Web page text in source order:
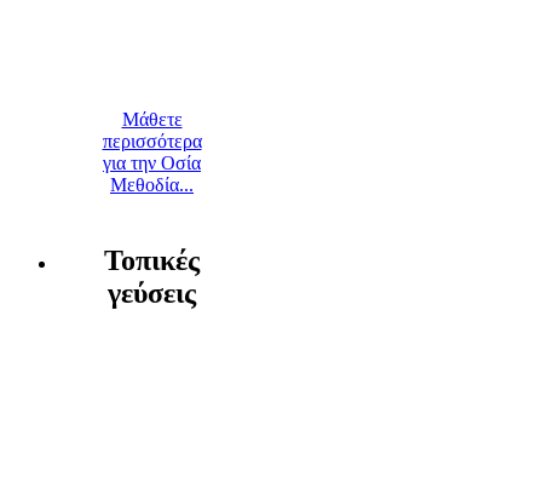
Μάθετε
περισσότερα
για την Οσία
Μεθοδία...
Τοπικές
γεύσεις